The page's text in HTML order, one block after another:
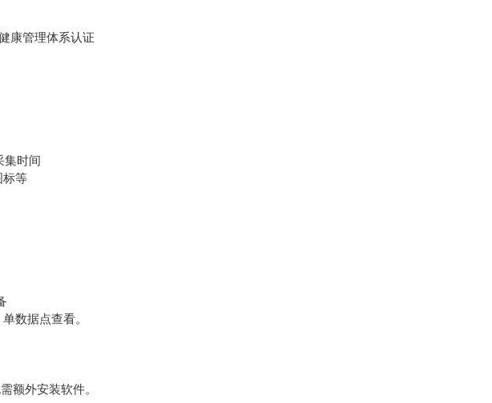
康管理体系认证
时间
等
数据点查看。
外安装软件。